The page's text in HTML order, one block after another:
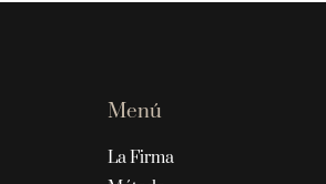
Menú
La Firma